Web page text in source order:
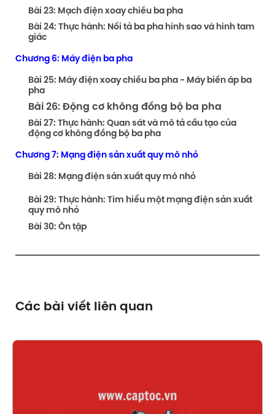
Bài 23: Mạch điện xoay chiều ba pha
Bài 24: Thực hành: Nối tả ba pha hình sao và hình tam
giác
Chương 6: Máy điện ba pha
Bài 25: Máy điện xoay chiều ba pha - Máy biến áp ba
pha
Bài 26: Động cơ không đồng bộ ba pha
Bài 27: Thực hành: Quan sát và mô tả cấu tạo của
động cơ không đồng bộ ba pha
Chương 7: Mạng điện sản xuất quy mô nhỏ
Bài 28: Mạng điện sản xuất quy mô nhỏ
Bài 29: Thực hành: Tìm hiểu một mạng điện sản xuất
quy mô nhỏ
Bài 30: Ôn tập
Các bài viết liên quan